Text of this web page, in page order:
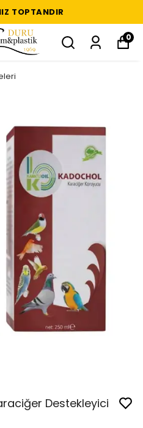
TOPTANDIR
0
Destekleyici